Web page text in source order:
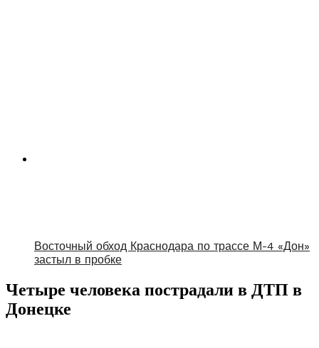
Восточный обход Краснодара по трассе М-4 «Дон»
застыл в пробке
Четыре человека пострадали в ДТП в
Донецке